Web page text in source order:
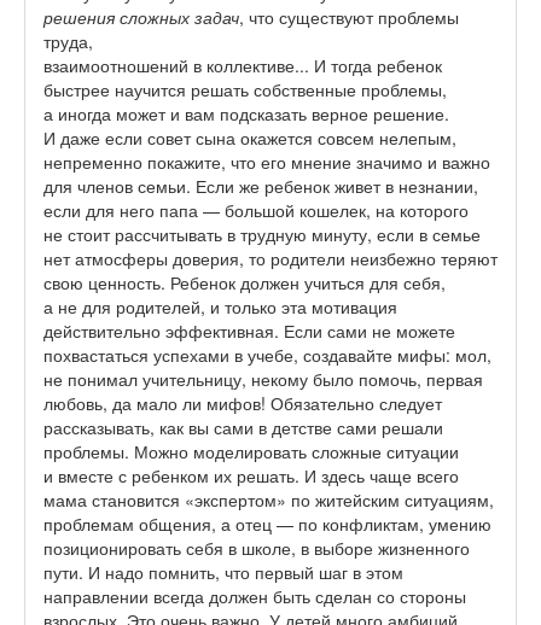
решения сложных задач, что существуют проблемы
труда,
взаимоотношений в коллективе... И тогда ребенок
быстрее научится решать собственные проблемы,
а иногда может и вам подсказать верное решение.
И даже если совет сына окажется совсем нелепым,
непременно покажите, что его мнение значимо и важно
для членов семьи. Если же ребенок живет в незнании,
если для него папа — большой кошелек, на которого
не стоит рассчитывать в трудную минуту, если в семье
нет атмосферы доверия, то родители неизбежно теряют
свою ценность. Ребенок должен учиться для себя,
а не для родителей, и только эта мотивация
действительно эффективная. Если сами не можете
похвастаться успехами в учебе, создавайте мифы: мол,
не понимал учительницу, некому было помочь, первая
любовь, да мало ли мифов! Обязательно следует
рассказывать, как вы сами в детстве сами решали
проблемы. Можно моделировать сложные ситуации
и вместе с ребенком их решать. И здесь чаще всего
мама становится «экспертом» по житейским ситуациям,
проблемам общения, а отец — по конфликтам, умению
позиционировать себя в школе, в выборе жизненного
пути. И надо помнить, что первый шаг в этом
направлении всегда должен быть сделан со стороны
взрослых. Это очень важно. У детей много амбиций,